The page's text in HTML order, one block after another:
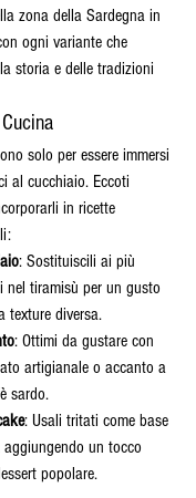
zona della Sardegna in
ogni variante che
storia e delle tradizioni
solo per essere immersi
al cucchiaio. Eccoti
in ricette
: Sostituiscili ai più
nel tiramisù per un gusto
texture diversa.
: Ottimi da gustare con
artigianale o accanto a
sardo.
: Usali tritati come base
aggiungendo un tocco
popolare.